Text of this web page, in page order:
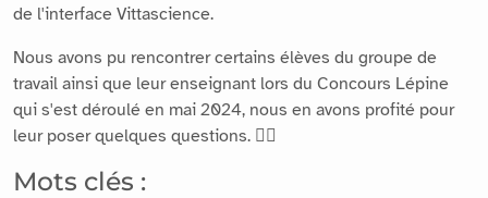
de l'interface Vittascience.
Nous avons pu rencontrer certains élèves du groupe de
travail ainsi que leur enseignant lors du Concours Lépine
qui s'est déroulé en mai 2024, nous en avons profité pour
leur poser quelques questions. 👇🏻
Mots clés :